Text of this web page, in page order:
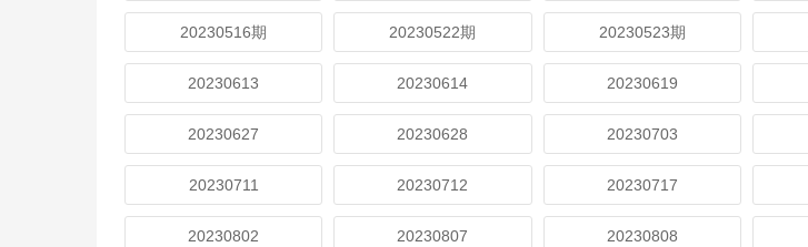
20230516期 20230522期 20230523期
20230613 20230614 20230619
20230627 20230628 20230703
20230711 20230712 20230717
20230802 20230807 20230808